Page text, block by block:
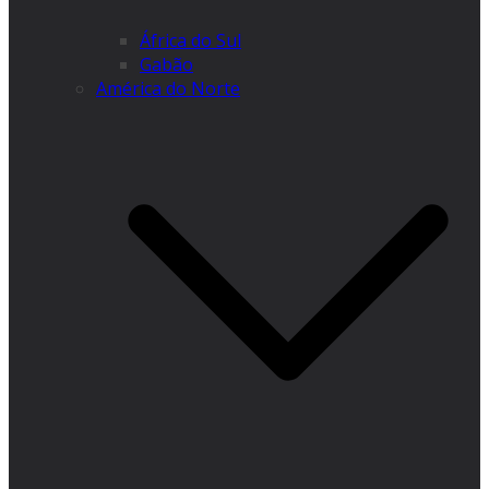
África do Sul
Gabão
América do Norte